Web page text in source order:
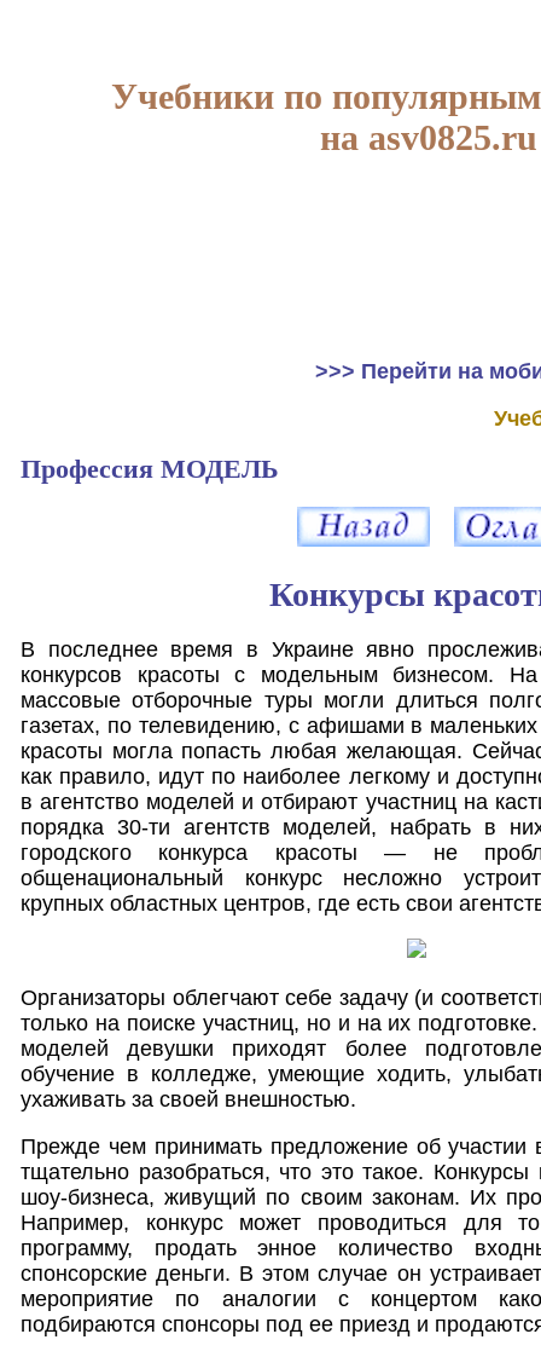
Учебники по
на asv0825.ru
>>> Перейти на
Профессия МОДЕЛЬ
Конкурсы
В последнее время в Украине явно
конкурсов красоты с модельным бизнесом.
массовые отборочные туры могли длиться
газетах, по телевидению, с афишами в маленьких
красоты могла попасть любая желающая.
как правило, идут по наиболее легкому и
в агентство моделей и отбирают участниц на
порядка 30-ти агентств моделей, набрать в
городского конкурса красоты — не
общенациональный конкурс несложно
крупных областных центров, где есть свои
Организаторы облегчают себе задачу (и
только на поиске участниц, но и на их
моделей девушки приходят более
обучение в колледже, умеющие ходить,
ухаживать за своей внешностью.
Прежде чем принимать предложение об участии
тщательно разобраться, что это такое.
шоу-бизнеса, живущий по своим законам. Их
Например, конкурс может проводиться для
программу, продать энное количество
спонсорские деньги. В этом случае он
мероприятие по аналогии с концертом
подбираются спонсоры под ее приезд и